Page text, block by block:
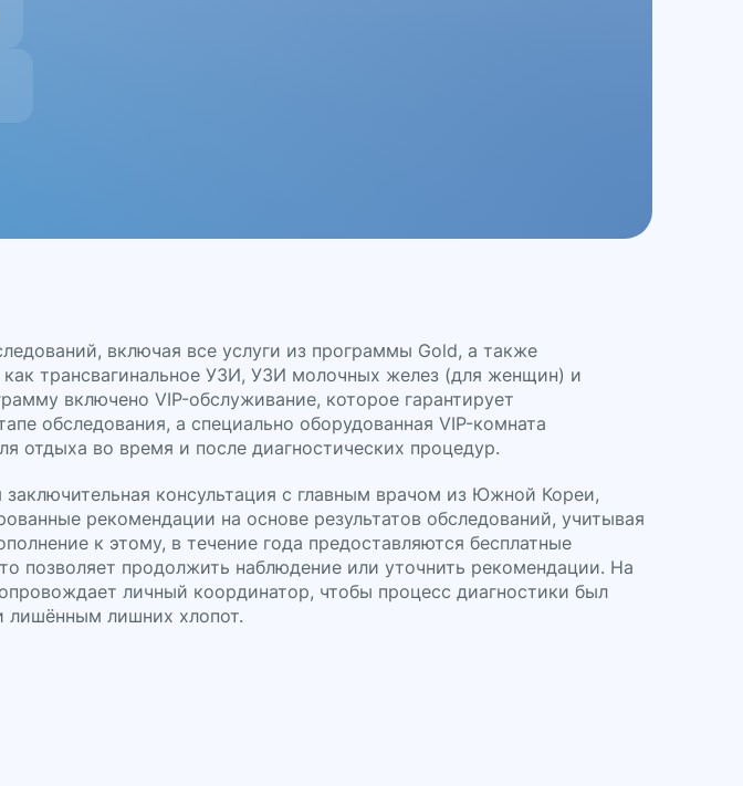
включая все услуги из программы Gold, а также
как трансвагинальное УЗИ, УЗИ молочных желез (для женщин) и
включено VIP-обслуживание, которое гарантирует
обследования, а специально оборудованная VIP-комната
отдыха во время и после диагностических процедур.
консультация с главным врачом из Южной Кореи,
рекомендации на основе результатов обследований, учитывая
к этому, в течение года предоставляются бесплатные
позволяет продолжить наблюдение или уточнить рекомендации. На
личный координатор, чтобы процесс диагностики был
лишних хлопот.